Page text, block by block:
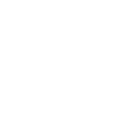
經授權的使用情況，請立即通
戶下發生的所有活動負責。我
性，並留意網路釣魚以及第三
取閣下的資訊。
些服務，可能需要閣下在註冊
軟體。請參閱本 LSA 的第 4
瞭解適用於此類軟體使用的條
。
非法或詐欺目的，包括但不
垃圾郵件、傳送選擇性接收